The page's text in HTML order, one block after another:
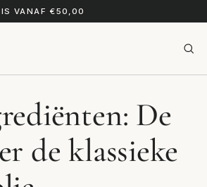
VANAF €50,00
De
de klassieke